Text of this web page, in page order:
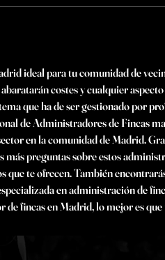
ideal para tu comunidad de
costes y cualquier
que ha de ser gestionado por
de Administradores de Fincas
en la comunidad de Madrid.
más preguntas sobre estos
que te ofrecen. También
en administración de
fincas en Madrid, lo mejor es que